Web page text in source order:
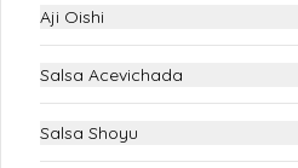
Aji Oishi
Salsa Acevichada
Salsa Shoyu